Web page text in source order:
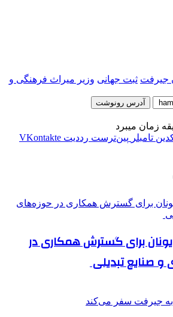
جیرفت ثبت جهانی وزیر میراث فرهنگی و
آدرس رونوشت
‫تامبلر ‫پین‌ترست ‫رددیت ‫VKontakte
برای گسترش همکاری در
صنایع تبدیلی